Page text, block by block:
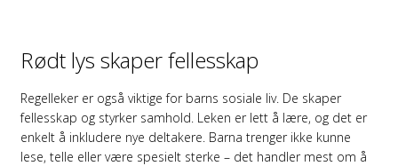
Rødt lys skaper fellesskap
Regelleker er også viktige for barns sosiale liv. De skaper
fellesskap og styrker samhold. Leken er lett å lære, og det er
enkelt å inkludere nye deltakere. Barna trenger ikke kunne
lese, telle eller være spesielt sterke – det handler mest om å